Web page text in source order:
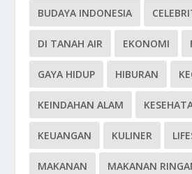
BUDAYA INDONESIA
DI TANAH AIR EKONOMI
GAYA HIDUP HIBURAN
KEINDAHAN ALAM
KEUANGAN KULINER
MAKANAN MAKANAN